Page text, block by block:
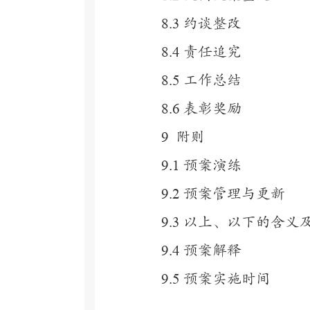
8.3 约谈整改
8.4 责任追究
8.5 工作总结
8.6表彰奖励
9
附则
9.1预案演练
9.2预案管理与更新
9.3 以上、以下的含义
9.4预案解释
9.5预案实施时间